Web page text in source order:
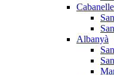
Albanyà